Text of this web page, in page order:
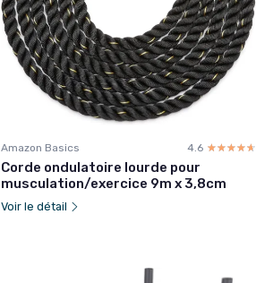
Amazon Basics 4.6 ☆☆☆☆☆
★★★★★
Corde ondulatoire lourde pour
musculation/exercice 9m x 3,8cm
Voir le détail